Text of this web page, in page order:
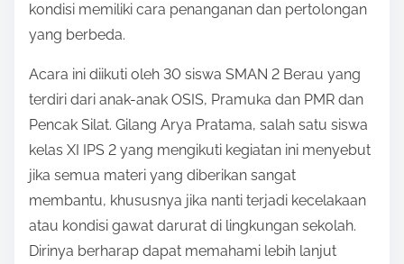
kondisi memiliki cara penanganan dan pertolongan
yang berbeda.
Acara ini diikuti oleh 30 siswa SMAN 2 Berau yang
terdiri dari anak-anak OSIS, Pramuka dan PMR dan
Pencak Silat. Gilang Arya Pratama, salah satu siswa
kelas XI IPS 2 yang mengikuti kegiatan ini menyebut
jika semua materi yang diberikan sangat
membantu, khususnya jika nanti terjadi kecelakaan
atau kondisi gawat darurat di lingkungan sekolah.
Dirinya berharap dapat memahami lebih lanjut